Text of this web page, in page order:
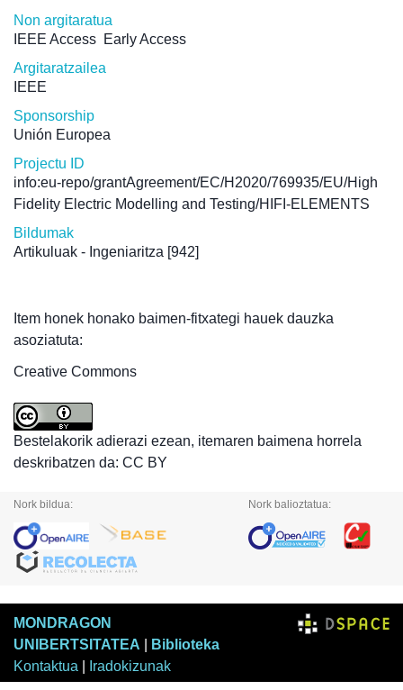
Non argitaratua
IEEE Access Early Access
Argitaratzailea
IEEE
Sponsorship
Unión Europea
Projectu ID
info:eu-repo/grantAgreement/EC/H2020/769935/EU/High
Fidelity Electric Modelling and Testing/HIFI-ELEMENTS
Bildumak
Artikuluak - Ingeniaritza [942]
Item honek honako baimen-fitxategi hauek dauzka
asoziatuta:
Creative Commons
Bestelakorik adierazi ezean, itemaren baimena horrela
deskribatzen da: CC BY
Nork bildua: Nork balioztatua:
MONDRAGON
UNIBERTSITATEA
Biblioteka
Kontaktua
Iradokizunak